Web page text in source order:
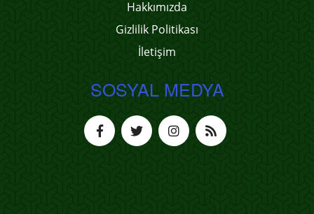
Hakkımızda
Gizlilik Politikası
İletişim
SOSYAL MEDYA